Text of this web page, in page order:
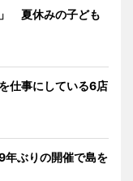
夏休みの子ども
仕事にしている6店
ぶりの開催で島を